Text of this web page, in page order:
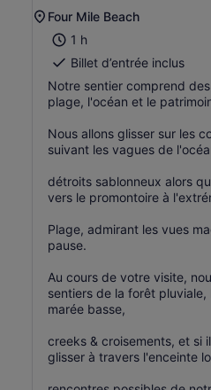
Four Mile Beach
1 h
Billet d’entrée inclus
Notre sentier comprend
plage, l'océan et le
Nous allons glisser sur les
suivant les vagues de
détroits sablonneux alors
vers le promontoire à
Plage, admirant les vues
pause.
Au cours de votre visite,
sentiers de la forêt
marée basse,
creeks & croisements, et si
glisser à travers l'enceinte